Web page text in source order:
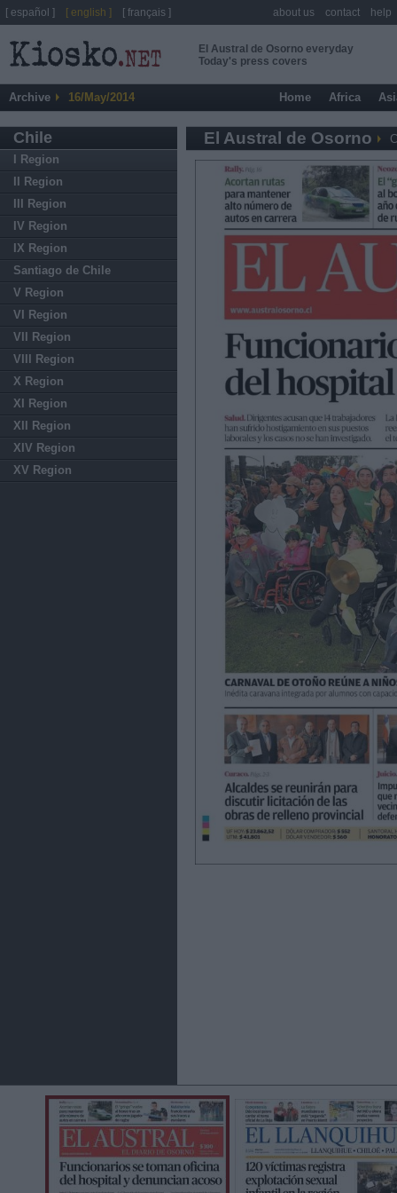
El Austral de Osorno everyday
Today's press covers
Archive 16/May/2014 Home Africa
Chile
I Region
II Region
III Region
IV Region
IX Region
Santiago de Chile
V Region
VI Region
VII Region
VIII Region
X Region
XI Region
XII Region
XIV Region
XV Region
El Austral de Osorno
[ español ] [ english ] [ français ] about us contact help